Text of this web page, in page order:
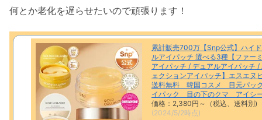
何とか老化を遅らせたいので頑張ります！
累計販売700万【Snp公式】ハイ
ルアイパッチ 選べる3種【ファー
アイパッチ / デュアルアイパッチ /
ェクションアイパッチ】エスエ
送料無料 韓国コスメ 目元パッ
イパック 目の下のクマ アイシ
価格：2,380円～（税込、送料別)
(2024/5/2時点)